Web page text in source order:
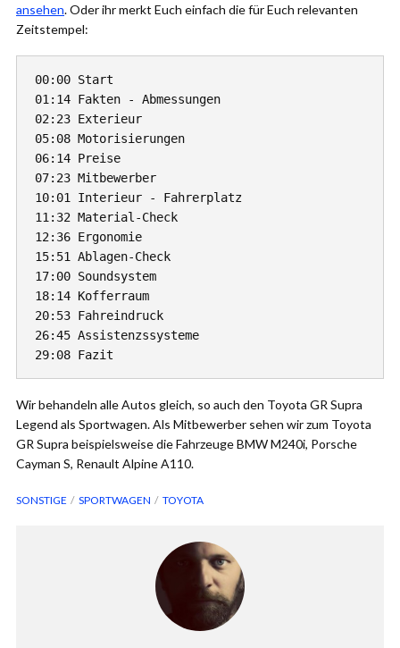
ansehen. Oder ihr merkt Euch einfach die für Euch relevanten
Zeitstempel:
00:00 Start
01:14 Fakten - Abmessungen
02:23 Exterieur
05:08 Motorisierungen
06:14 Preise
07:23 Mitbewerber
10:01 Interieur - Fahrerplatz
11:32 Material-Check
12:36 Ergonomie
15:51 Ablagen-Check
17:00 Soundsystem
18:14 Kofferraum
20:53 Fahreindruck
26:45 Assistenzssysteme
Wir behandeln alle Autos gleich, so auch den Toyota GR Supra
Legend als Sportwagen. Als Mitbewerber sehen wir zum Toyota
GR Supra beispielsweise die Fahrzeuge BMW M240i, Porsche
Cayman S, Renault Alpine A110.
SONSTIGE SPORTWAGEN TOYOTA